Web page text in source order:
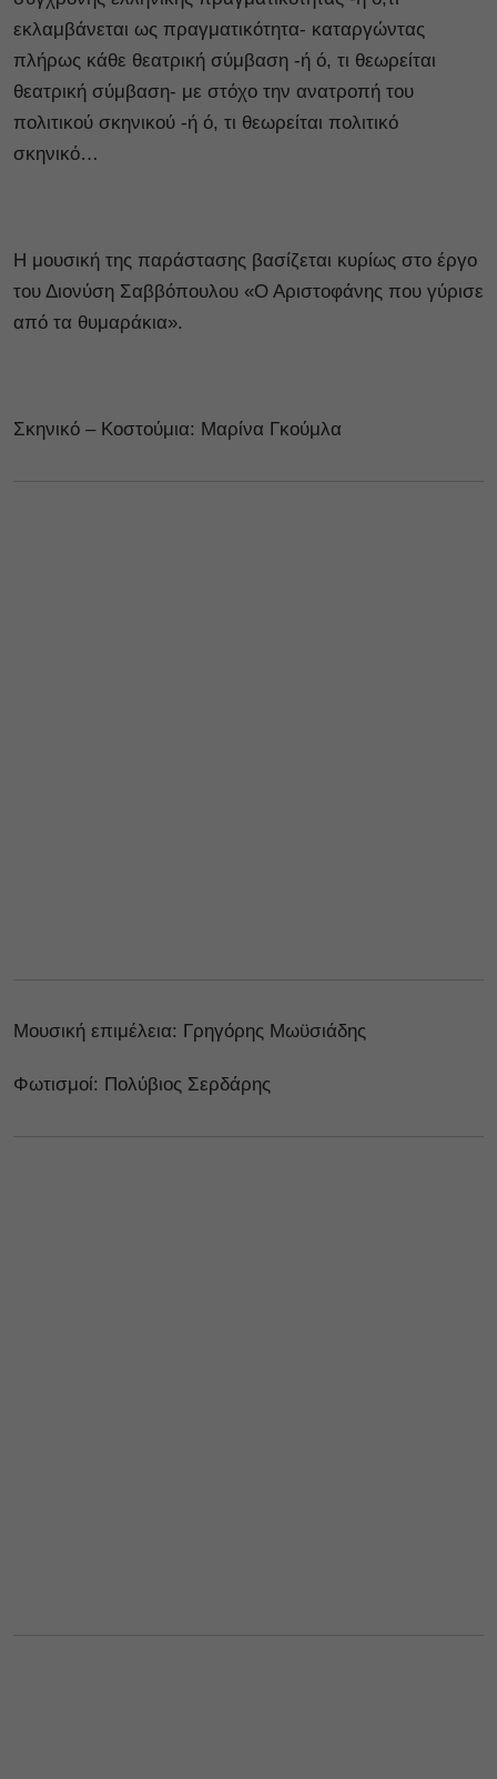
εκλαμβάνεται ως πραγματικότητα- καταργώντας
πλήρως κάθε θεατρική σύμβαση -ή ό, τι θεωρείται
θεατρική σύμβαση- με στόχο την ανατροπή του
πολιτικού σκηνικού -ή ό, τι θεωρείται πολιτικό
σκηνικό…
Η μουσική της παράστασης βασίζεται κυρίως στο έργο
του Διονύση Σαββόπουλου «Ο Αριστοφάνης που γύρισε
από τα θυμαράκια».
Σκηνικό – Κοστούμια: Μαρίνα Γκούμλα
Μουσική επιμέλεια: Γρηγόρης Μωϋσιάδης
Φωτισμοί: Πολύβιος Σερδάρης